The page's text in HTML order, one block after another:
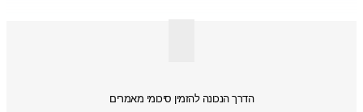
הדרך הנכונה להזמין סיכומי מאמרים